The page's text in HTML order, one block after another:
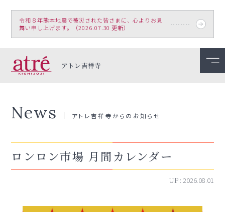
令和８年熊本地震で被災された皆さまに、心よりお見
舞い申し上げます。（2026.07.30 更新）
アトレ吉祥寺
News アトレ吉祥寺からのお知らせ
ロンロン市場 月間カレンダー
UP : 2026.08.01